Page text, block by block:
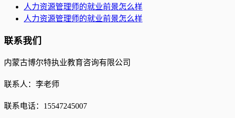
人力资源管理师的就业前景怎么样
人力资源管理师的就业前景怎么样
联系我们
内蒙古博尔特执业教育咨询有限公司
联系人：李老师
联系电话：15547245007